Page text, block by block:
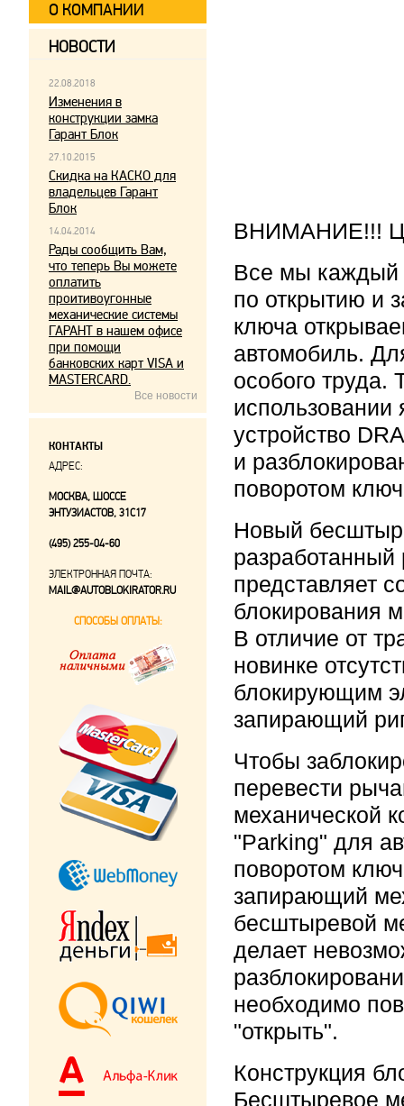
ВНИМАНИЕ!!!
Все мы каждый
по открытию и
ключа
автомобиль.
особого
использовании
устройство
и
поворотом
Новый
представляет
блокирования
В отличие от
новинке
блокирующим
запирающий
Чтобы
перевести
механической
"Parking" для
поворотом
запирающий
бесштыревой
делает
необходимо
"открыть".
Конструкция
Бесштыревое
О КОМПАНИИ
НОВОСТИ
22.08.2018
Изменения в
конструкции замка
Гарант Блок
27.10.2015
Скидка на КАСКО для
владельцев Гарант
Блок
14.04.2014
Рады сообщить Вам,
что теперь Вы можете
оплатить
проитивоугонные
механические системы
ГАРАНТ в нашем офисе
при помощи
банковских карт VISA и
MASTERCARD.
Все новости
КОНТАКТЫ
АДРЕС:
МОСКВА, ШОССЕ
ЭНТУЗИАСТОВ, 31С17
(495) 255-04-60
ЭЛЕКТРОННАЯ ПОЧТА:
MAIL@AUTOBLOKIRATOR.RU
СПОСОБЫ ОПЛАТЫ: